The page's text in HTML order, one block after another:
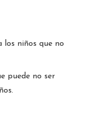
los niños que no
puede no ser